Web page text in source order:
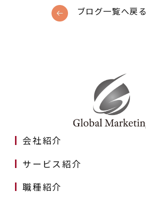
ブログ一覧へ戻る
会社紹介
サービス紹介
職種紹介